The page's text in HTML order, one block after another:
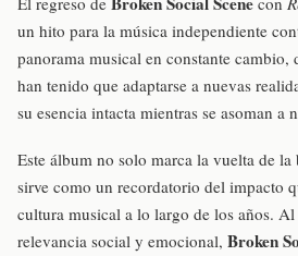
un hito para la música independiente
panorama musical en constante cambio,
han tenido que adaptarse a nuevas
su esencia intacta mientras se asoman a
Este álbum no solo marca la vuelta de
sirve como un recordatorio del impacto
cultura musical a lo largo de los años. Al
relevancia social y emocional, Broken